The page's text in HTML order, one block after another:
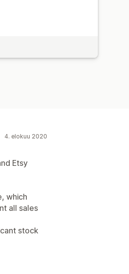
4. elokuu 2020
Etsy
which
all sales
stock